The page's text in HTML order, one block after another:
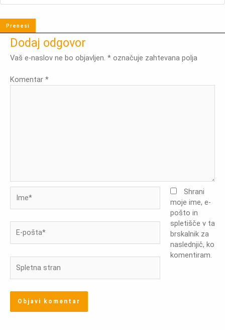
Prenesi
Dodaj odgovor
Vaš e-naslov ne bo objavljen. * označuje zahtevana polja
Komentar *
pošta*
stran
Shrani
moje ime, e-
pošto in
spletišče v ta
brskalnik za
naslednjič, ko
komentiram.